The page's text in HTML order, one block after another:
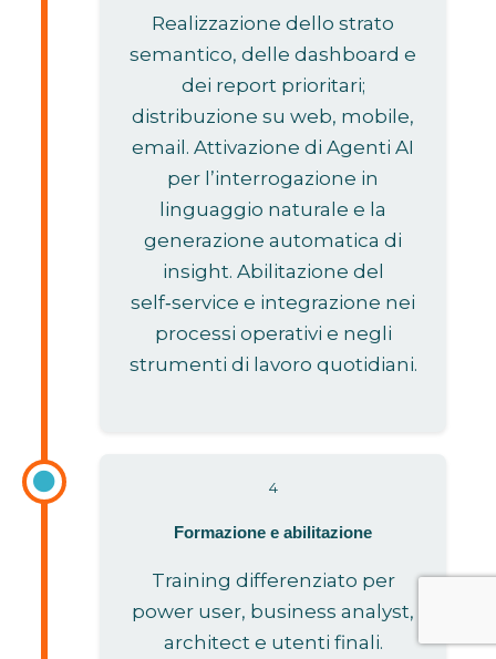
Realizzazione dello strato
semantico, delle dashboard e
dei report prioritari;
distribuzione su web, mobile,
email. Attivazione di Agenti AI
per l’interrogazione in
linguaggio naturale e la
generazione automatica di
insight. Abilitazione del
self‑service e integrazione nei
processi operativi e negli
strumenti di lavoro quotidiani.
4
Formazione e abilitazione
Training differenziato per
power user, business analyst,
architect e utenti finali.